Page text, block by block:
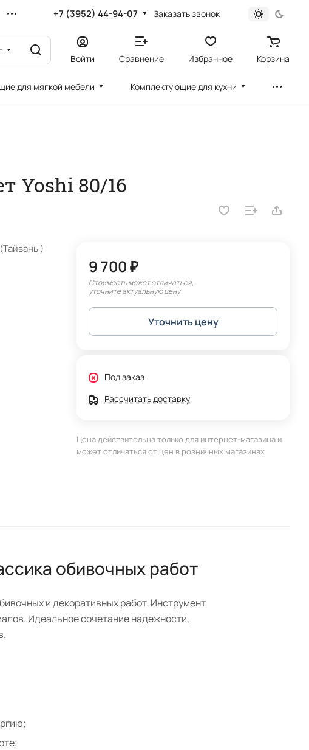
+7 (3952) 44-94-07 Заказать звонок
Войти Сравнение Избранное Корзина
для мягкой мебели Комплектующие для кухни
Yoshi 80/16
)
9 700 ₽
Стоимость может отличаться,
уточните актуальную цену
Уточнить цену
Под заказ
Рассчитать доставку
Цена действительна только для интернет-магазина и
может отличаться от цен в розничных магазинах
обивочных работ
и декоративных работ. Инструмент
Идеальное сочетание надежности,